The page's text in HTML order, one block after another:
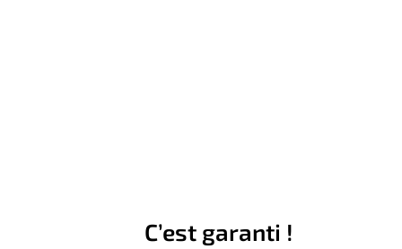
C’est garanti !